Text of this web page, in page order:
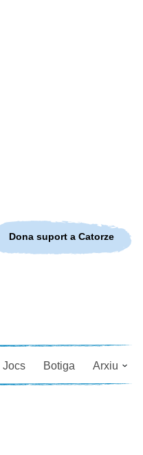
Jocs Botiga Arxiu
Dona suport a Catorze